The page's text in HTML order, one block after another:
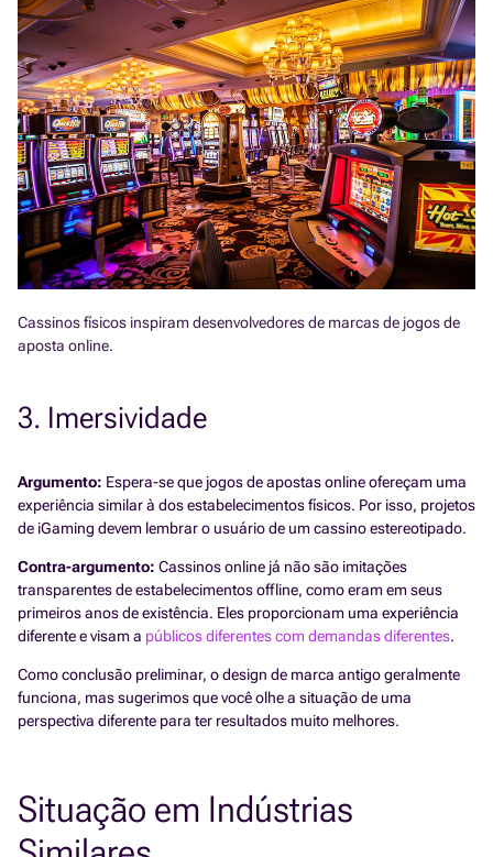
Cassinos físicos inspiram desenvolvedores de marcas de jogos de
aposta online.
3. Imersividade
Argumento: Espera-se que jogos de apostas online ofereçam uma
experiência similar à dos estabelecimentos físicos. Por isso, projetos
de iGaming devem lembrar o usuário de um cassino estereotipado.
Contra-argumento: Cassinos online já não são imitações
transparentes de estabelecimentos offline, como eram em seus
primeiros anos de existência. Eles proporcionam uma experiência
diferente e visam a públicos diferentes com demandas diferentes.
Como conclusão preliminar, o design de marca antigo geralmente
funciona, mas sugerimos que você olhe a situação de uma
perspectiva diferente para ter resultados muito melhores.
Situação em Indústrias